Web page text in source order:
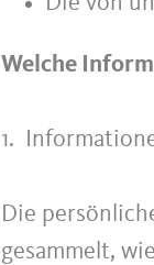
Welche
1.
Die
gesammelt,